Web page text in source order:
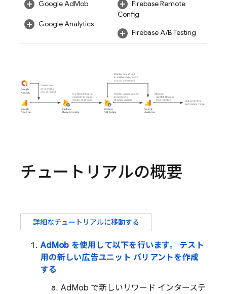
Google AdMob
Google Analytics
Firebase Remote
Config
Firebase A/B Testing
チュートリアルの概要
詳細なチュートリアルに移動する
AdMob を使用して以下を行います。 テスト
用の新しい広告ユニット バリアントを作成
する
AdMob で新しいリワード インターステ